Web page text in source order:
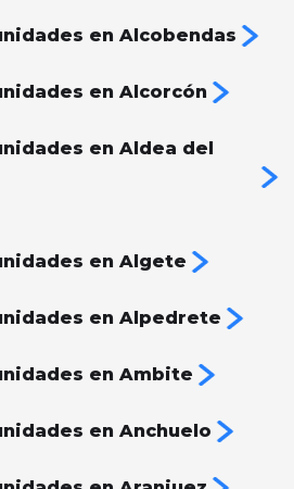
en Alcobendas
en Alcorcón
en Aldea del
en Algete
en Alpedrete
en Ambite
en Anchuelo